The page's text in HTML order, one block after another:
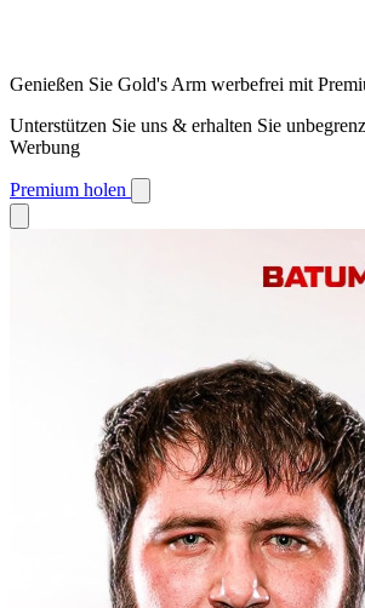
Genießen Sie Gold's Arm werbefrei mit
Unterstützen Sie uns & erhalten Sie
Werbung
Premium holen